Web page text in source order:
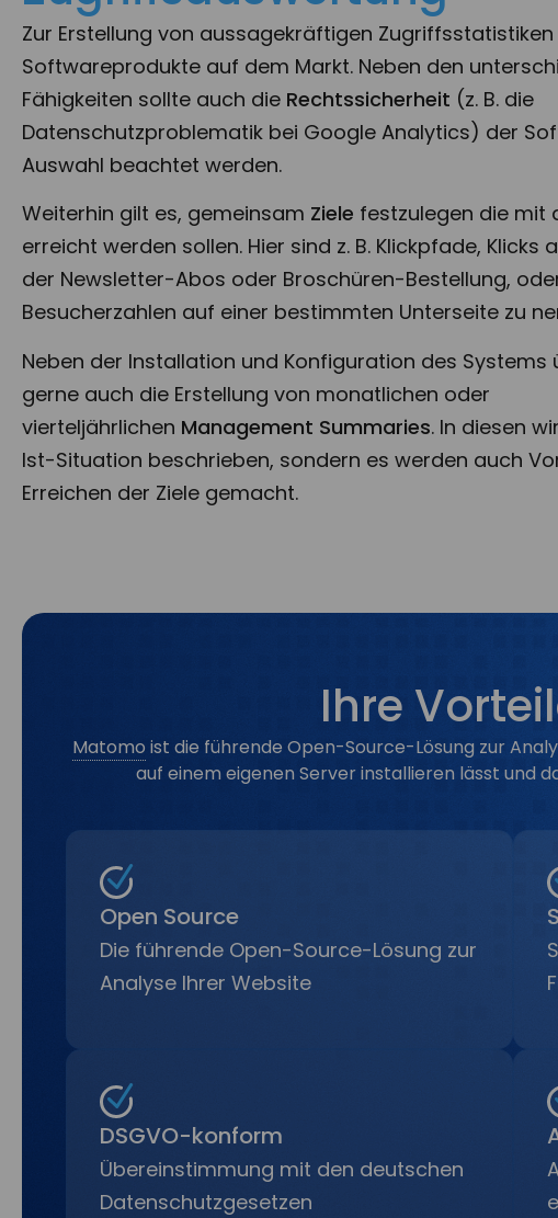
Zur Erstellung von aussagekräftigen
Softwareprodukte auf dem Markt. Neben den
Fähigkeiten sollte auch die Rechtssicherheit (z. B. die
Datenschutzproblematik bei Google Analytics) der
Auswahl beachtet werden.
Weiterhin gilt es, gemeinsam Ziele festzulegen die mit
erreicht werden sollen. Hier sind z. B. Klickpfade, Klicks
der Newsletter-Abos oder Broschüren-Bestellung,
Besucherzahlen auf einer bestimmten Unterseite zu
Neben der Installation und Konfiguration des Systems
gerne auch die Erstellung von monatlichen oder
vierteljährlichen Management Summaries. In diesen
Ist-Situation beschrieben, sondern es werden auch
Erreichen der Ziele gemacht.
Ihre
Matomo ist die führende Open-Source-Lösung zur
auf einem eigenen Server installieren lässt und
Open Source
Die führende Open-Source-Lösung zur
Analyse Ihrer Website
DSGVO-konform
Übereinstimmung mit den deutschen
Datenschutzgesetzen